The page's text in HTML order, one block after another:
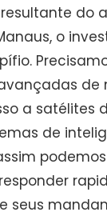
do
o
de
a satélites
de
seus